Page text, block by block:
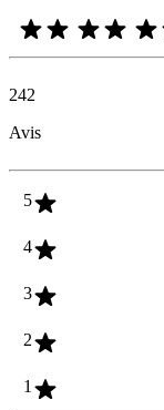
242
Avis
5
4
3
2
1